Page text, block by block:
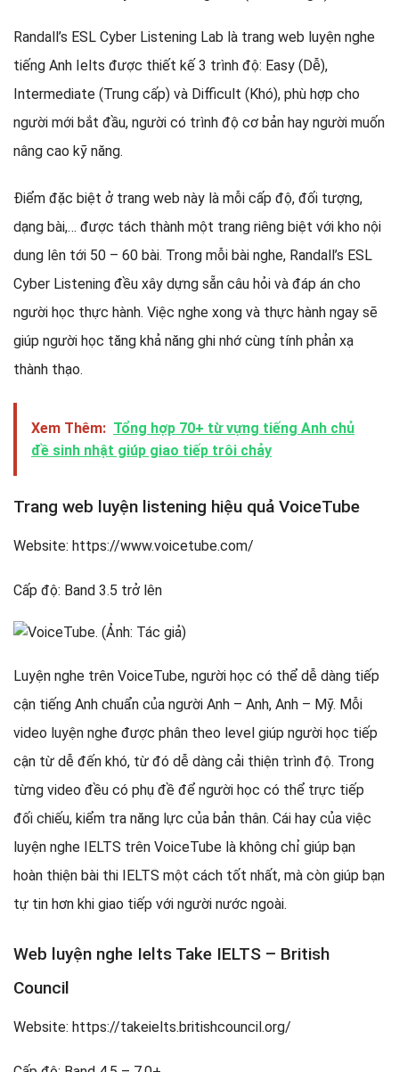
Randall’s ESL Cyber Listening Lab là trang web luyện nghe
tiếng Anh Ielts được thiết kế 3 trình độ: Easy (Dễ),
Intermediate (Trung cấp) và Difficult (Khó), phù hợp cho
người mới bắt đầu, người có trình độ cơ bản hay người muốn
nâng cao kỹ năng.
Điểm đặc biệt ở trang web này là mỗi cấp độ, đối tượng,
dạng bài,… được tách thành một trang riêng biệt với kho nội
dung lên tới 50 – 60 bài. Trong mỗi bài nghe, Randall’s ESL
Cyber Listening đều xây dựng sẵn câu hỏi và đáp án cho
người học thực hành. Việc nghe xong và thực hành ngay sẽ
giúp người học tăng khả năng ghi nhớ cùng tính phản xạ
thành thạo.
Xem Thêm: Tổng hợp 70+ từ vựng tiếng Anh chủ
đề sinh nhật giúp giao tiếp trôi chảy
Trang web luyện listening hiệu quả VoiceTube
Website: https://www.voicetube.com/
Cấp độ: Band 3.5 trở lên
Luyện nghe trên VoiceTube, người học có thể dễ dàng tiếp
cận tiếng Anh chuẩn của người Anh – Anh, Anh – Mỹ. Mỗi
video luyện nghe được phân theo level giúp người học tiếp
cận từ dễ đến khó, từ đó dễ dàng cải thiện trình độ. Trong
từng video đều có phụ đề để người học có thể trực tiếp
đối chiếu, kiểm tra năng lực của bản thân. Cái hay của việc
luyện nghe IELTS trên VoiceTube là không chỉ giúp bạn
hoàn thiện bài thi IELTS một cách tốt nhất, mà còn giúp bạn
tự tin hơn khi giao tiếp với người nước ngoài.
Web luyện nghe Ielts Take IELTS – British
Council
Website: https://takeielts.britishcouncil.org/